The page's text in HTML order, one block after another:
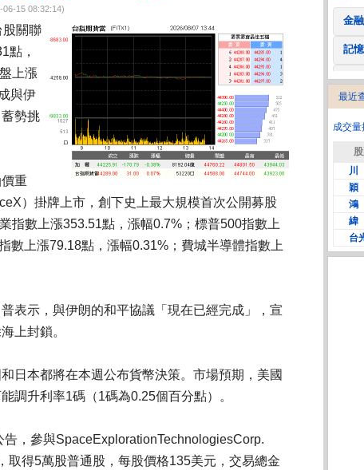
15 08:32:14)
股關聯
點，
上漲
與伊
勢挑
重
）掛牌上市，創下史上最大規模首次公開募股
指數上漲353.51點，漲幅0.7%；標普500指數上
數上漲79.18點，漲幅0.31%；費城半導體指數上
表示，與伊朗的和平協議「現在已經完成」，宣
上封鎖。
日本都將在本週公布貨幣決策。市場預期，美國
調升利率1碼（1碼為0.25個百分點）。
，參與SpaceExplorationTechnologiesCorp.
取得5萬股普通股，每股價格135美元，交易總金
金
記
低
降息
股
最近
成交量
川
穎
鴻
緯
台